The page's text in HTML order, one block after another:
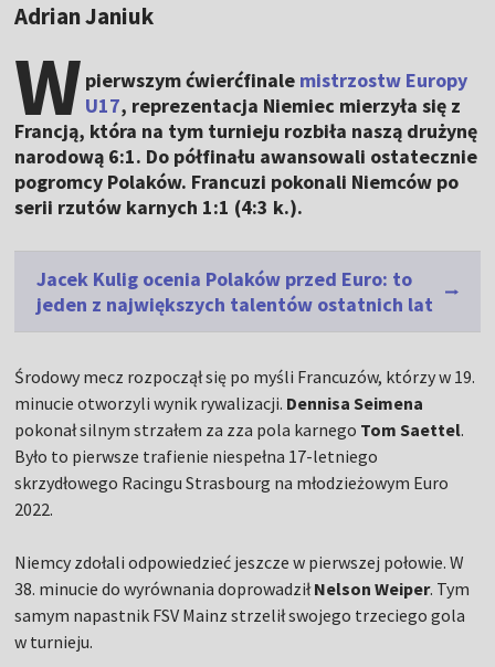
Adrian Janiuk
W pierwszym ćwierćfinale mistrzostw Europy
U17, reprezentacja Niemiec mierzyła się z
Francją, która na tym turnieju rozbiła naszą drużynę
narodową 6:1. Do półfinału awansowali ostatecznie
pogromcy Polaków. Francuzi pokonali Niemców po
serii rzutów karnych 1:1 (4:3 k.).
Jacek Kulig ocenia Polaków przed Euro: to
jeden z największych talentów ostatnich lat
Środowy mecz rozpoczął się po myśli Francuzów, którzy w 19.
minucie otworzyli wynik rywalizacji. Dennisa Seimena
pokonał silnym strzałem za zza pola karnego Tom Saettel.
Było to pierwsze trafienie niespełna 17-letniego
skrzydłowego Racingu Strasbourg na młodzieżowym Euro
2022.
Niemcy zdołali odpowiedzieć jeszcze w pierwszej połowie. W
38. minucie do wyrównania doprowadziłNelson Weiper. Tym
samym napastnik FSV Mainz strzelił swojego trzeciego gola
w turnieju.